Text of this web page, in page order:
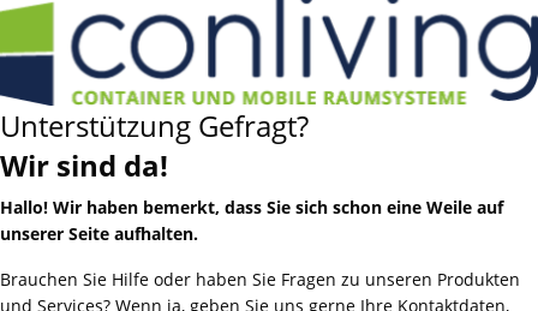
Unterstützung Gefragt?
Wir sind da!
Hallo! Wir haben bemerkt, dass Sie sich schon eine Weile auf
unserer Seite aufhalten.
Brauchen Sie Hilfe oder haben Sie Fragen zu unseren Produkten
und Services? Wenn ja, geben Sie uns gerne Ihre Kontaktdaten,